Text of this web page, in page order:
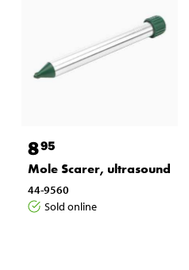
895
Mole Scarer, ultrasound
44-9560
Sold online